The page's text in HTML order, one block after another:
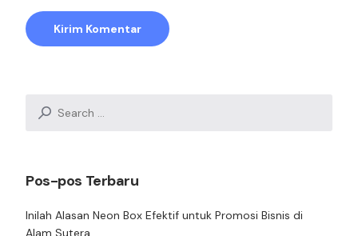
Search
Pos-pos Terbaru
Inilah Alasan Neon Box Efektif untuk Promosi Bisnis di